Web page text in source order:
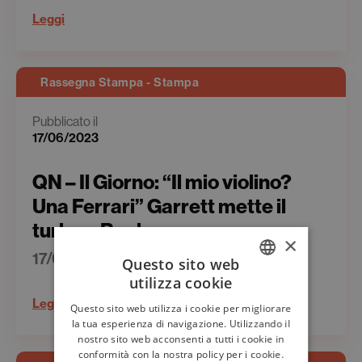
Leggi
Rassegna Stampa - Stampa
Pubblicato il
17/06/2023
QN – Il Giorno: “Il mio violino?
Una Ferrari” Garrett mette il
turbo a Bach
17/06/2023
Leggi
ENGLISH
×
Questo sito web
utilizza cookie
Questo sito web utilizza i cookie per migliorare
la tua esperienza di navigazione. Utilizzando il
nostro sito web acconsenti a tutti i cookie in
conformità con la nostra policy per i cookie.